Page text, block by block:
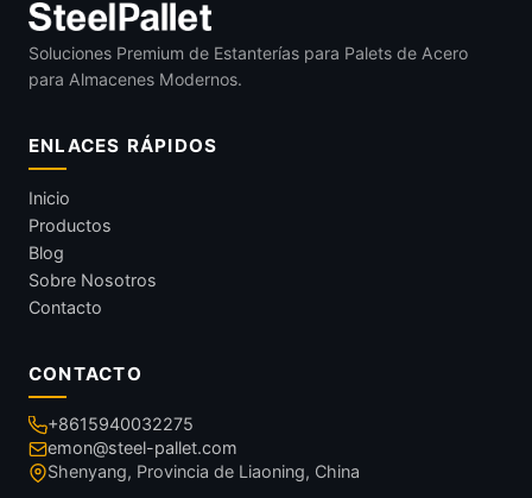
Soluciones Premium de Estanterías para Palets de Acero
para Almacenes Modernos.
ENLACES RÁPIDOS
Inicio
Productos
Blog
Sobre Nosotros
Contacto
CONTACTO
+8615940032275
emon@steel-pallet.com
Shenyang, Provincia de Liaoning, China